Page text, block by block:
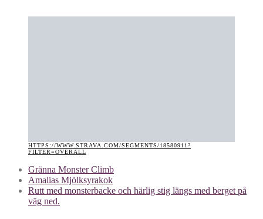
HTTPS://WWW.STRAVA.COM/SEGMENTS/18580911?
FILTER=OVERALL
Gränna Monster Climb
Amalias Mjölksyrakok
Rutt med monsterbacke och härlig stig längs med berget på
väg ned.